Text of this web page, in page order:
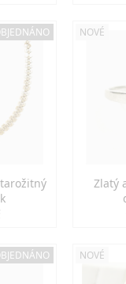
NOVÉ
Zlatý
NOVÉ